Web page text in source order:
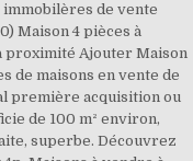
immobilères de vente
Maison 4 pièces à
proximité Ajouter Maison
de maisons en vente de
première acquisition ou
de 100 m² environ,
superbe. Découvrez